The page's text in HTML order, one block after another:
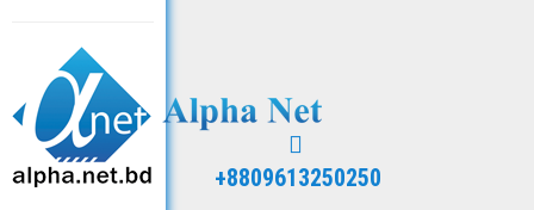
+8809613250250